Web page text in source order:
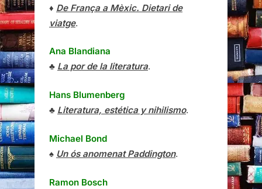
♦ De França a Mèxic. Dietari de
viatge.
Ana Blandiana
♣ La por de la literatura.
Hans Blumenberg
♣ Literatura, estética y nihilismo.
Michael Bond
♠ Un ós anomenat Paddington.
Ramon Bosch